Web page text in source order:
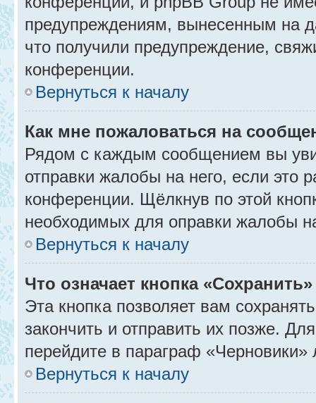
предупреждениям, вынесенным на
что получили предупреждение,
конференции.
Вернуться к началу
Как мне пожаловаться на
Рядом с каждым сообщением вы
отправки жалобы на него, если это
конференции. Щёлкнув по этой
необходимых для оправки жалобы
Вернуться к началу
Что означает кнопка
Эта кнопка позволяет вам
закончить и отправить их позже.
перейдите в параграф «Черновики»
Вернуться к началу